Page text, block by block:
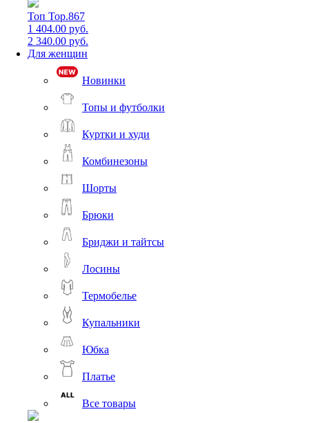
Топ Top.867
1 404.00 руб.
2 340.00 руб.
Для женщин
Новинки
Топы и футболки
Куртки и худи
Комбинезоны
Шорты
Брюки
Бриджи и тайтсы
Лосины
Термобелье
Купальники
Юбка
Платье
Все товары